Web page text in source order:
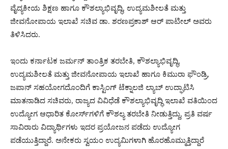
ವೈದ್ಯಕೀಯ ಶಿಕ್ಷಣ ಹಾಗೂ ಕೌಶಲ್ಯಾಭಿವೃದ್ಧಿ, ಉದ್ಯಮಶೀಲತೆ ಮತ್ತು
ಜೀವನೋಪಾಯ ಇಲಾಖೆ ಸಚಿವ ಡಾ. ಶರಣಪ್ರಕಾಶ್ ಆರ್ ಪಾಟೀಲ್ ಅವರು
ತಿಳಿಸಿದರು.
ಇಂದು ಕರ್ನಾಟಕ ಜರ್ಮನ್ ತಾಂತ್ರಿಕ ತರಬೇತಿ, ಕೌಶಲ್ಯಾಭಿವೃದ್ಧಿ,
ಉದ್ಯಮಶೀಲತೆ ಮತ್ತು ಜೀವನೋಪಾಯ ಇಲಾಖೆ ಹಾಗೂ ಕಿಮುರಾ ಫೌಂಡ್ರಿ,
ಜಪಾನ್ ಸಹಯೋಗದೊಂದಿಗೆ ಕಾಸ್ಟಿಂಗ್ ಟೆಕ್ನಾಲಜಿ ಲ್ಯಾಬ್ ಉದ್ಘಾಟಿಸಿ
ಮಾತನಾಡಿದ ಸಚಿವರು, ರಾಜ್ಯದ ವಿವಿಧೆಡೆ ಕೌಶಲ್ಯಾಭಿವೃದ್ಧಿ ಇಲಾಖೆ ವತಿಯಿಂದ
ಉದ್ಯೋಗ ಆಧಾರಿತ ಕೋರ್ಸ್‍ಗಳಿಗೆ ಕೌಶಲ್ಯ ತರಬೇತಿ ನೀಡುತ್ತಿದ್ದು, ಪ್ರತಿ ವರ್ಷ
ಸಾವಿರಾರು ವಿದ್ಯಾರ್ಥಿಗಳು ಇದರ ಪ್ರಯೋಜನ ಪಡೆದು ಉದ್ಯೋಗ
ಪಡೆಯುತ್ತಿದ್ದಾರೆ. ಅನೇಕರು ಸ್ವಯಂ ಉದ್ಯಮಿಗಳಾಗಿ ಹೊರಹೊಮ್ಮುತ್ತಿದ್ದಾರೆ